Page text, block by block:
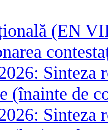
(EN
(înainte de